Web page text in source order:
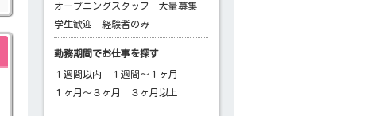
オープニングスタッフ
大量募集
学生歓迎
経験者のみ
勤務期間でお仕事を探す
１週間以内
１週間～１ヶ月
１ヶ月～３ヶ月
３ヶ月以上